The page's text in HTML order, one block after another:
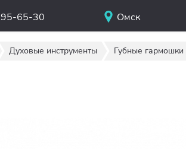
95-65-30 Омск
Духовые инструменты Губные гармошки